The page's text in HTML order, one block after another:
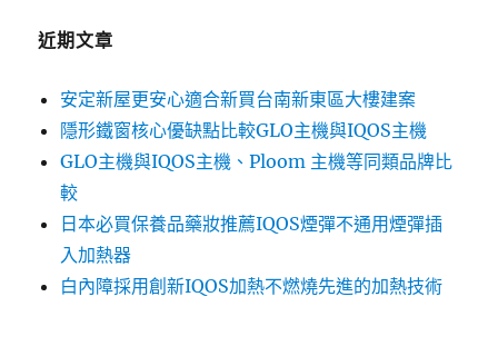
近期文章
安定新屋更安心適合新買台南新東區大樓建案
隱形鐵窗核心優缺點比較GLO主機與IQOS主機
GLO主機與IQOS主機、Ploom 主機等同類品牌比
較
日本必買保養品藥妝推薦IQOS煙彈不通用煙彈插
入加熱器
白內障採用創新IQOS加熱不燃燒先進的加熱技術